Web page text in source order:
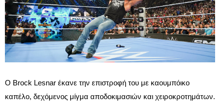
Ο Brock Lesnar έκανε την επιστροφή του με καουμπόικο
καπέλο, δεχόμενος μίγμα αποδοκιμασιών και χειροκροτημάτων.